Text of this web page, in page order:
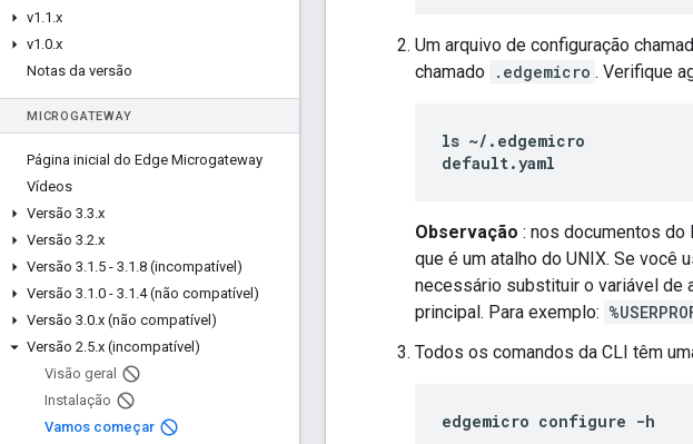
v1 .1 .x
v1 .0.x
Notas da versão
MICROGATEWAY
Página inicial do Edge Microgateway
Vídeos
Versão 3.3.x
Versão 3.2.x
Versão 3.1 .5 - 3.1 .8 (incompatível)
Versão 3.1 .0 - 3.1 .4 (não compatível)
Versão 3.0.x (não compatível)
Versão 2.5.x (incompatível)
Visão geral
Instalação
Vamos começar
Um arquivo de configuração
chamado .edgemicro . Verifique
ls ~/.edgemicro
default.yaml
Observação : nos documentos
que é um atalho do UNIX. Se você
necessário substituir o variável de
principal. Para exemplo:
Todos os comandos da CLI têm
edgemicro configure -h